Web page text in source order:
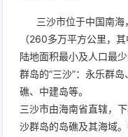
23:00
28°
1-3
00:00
28°
三沙市位于中国南海
（260多万平方公里，
陆地面积最小及人口最
群岛的“三沙”：永乐群
礁、中建岛等。
三沙市由海南省直辖，
沙群岛的岛礁及其海域